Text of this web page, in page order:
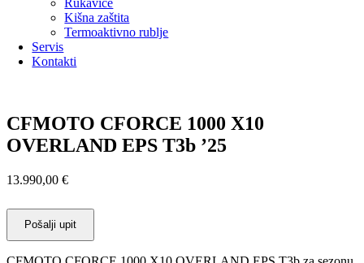
Rukavice
Kišna zaštita
Termoaktivno rublje
Servis
Kontakti
CFMOTO CFORCE 1000 X10
OVERLAND EPS T3b ’25
13.990,00 €
Pošalji upit